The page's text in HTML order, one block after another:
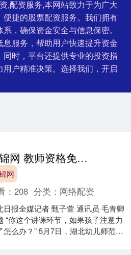
,配资服务,本网站致力于为广大
捷的股票配资服务。我们拥有
，确保资金安全与信息保密。
服务，帮助用户快速提升资金
时，平台还提供专业的投资指
户精准决策。选择我们，开启
谷锦网 教师资格免试认定试点三年：学校如何把好“自家学生”的关？
网
：208 分类： 网络配资
日报全媒记者 甄子萱 通讯员 毛青卿
“你这个讲课环节，如果孩子注意力
怎么办？” 5月7日，湖北幼儿师范高